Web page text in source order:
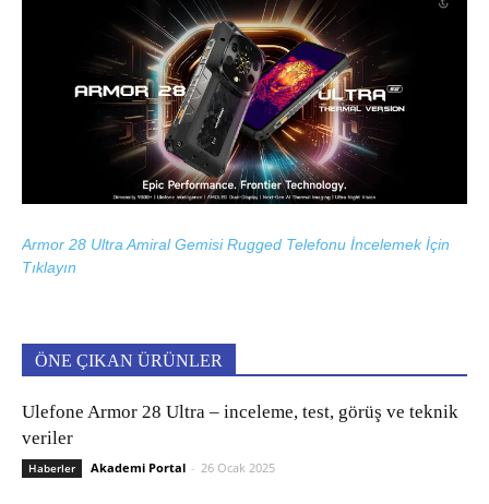
Armor 28 Ultra Amiral Gemisi Rugged Telefonu İncelemek İçin
Tıklayın
ÖNE ÇIKAN ÜRÜNLER
Ulefone Armor 28 Ultra – inceleme, test, görüş ve teknik
veriler
Haberler Akademi Portal - 26 Ocak 2025